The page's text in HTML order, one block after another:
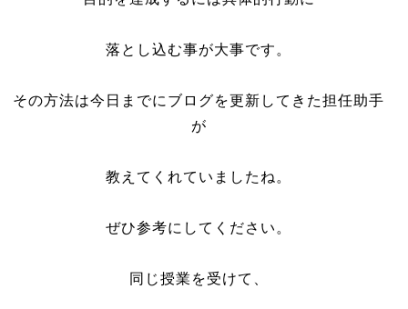
落とし込む事が大事です。
その方法は今日までにブログを更新してきた担任助手
が
教えてくれていましたね。
ぜひ参考にしてください。
同じ授業を受けて、